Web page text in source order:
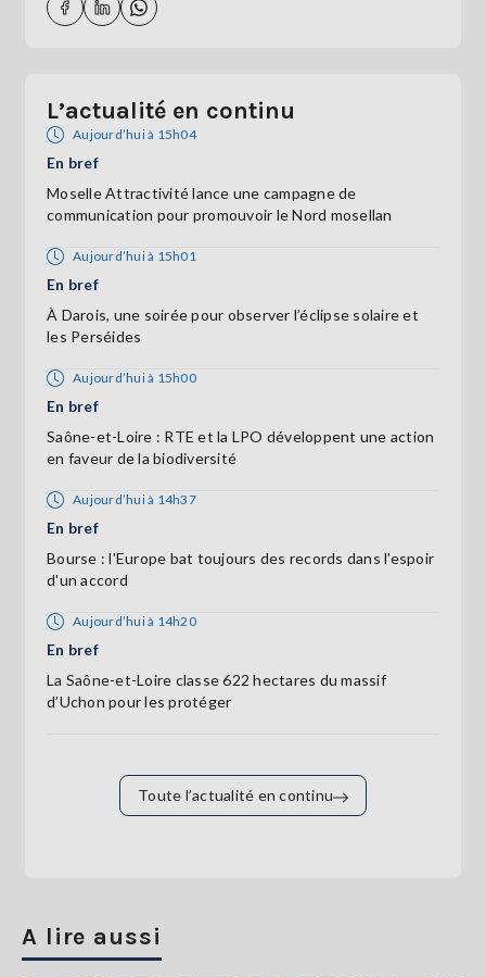
L’actualité en continu
Aujourd’hui à 15h04
En bref
Moselle Attractivité lance une campagne de
communication pour promouvoir le Nord mosellan
Aujourd’hui à 15h01
En bref
À Darois, une soirée pour observer l’éclipse solaire et
les Perséides
Aujourd’hui à 15h00
En bref
Saône-et-Loire : RTE et la LPO développent une action
en faveur de la biodiversité
Aujourd’hui à 14h37
En bref
Bourse : l'Europe bat toujours des records dans l'espoir
d'un accord
Aujourd’hui à 14h20
En bref
La Saône-et-Loire classe 622 hectares du massif
d’Uchon pour les protéger
Toute l’actualité en continu
A lire aussi